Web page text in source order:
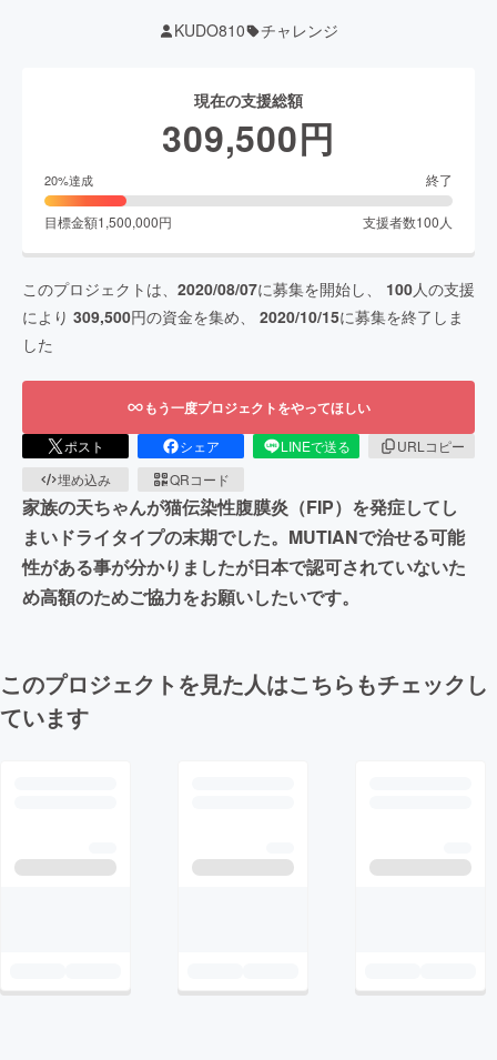
KUDO810 チャレンジ
現在の支援総額
309,500円
20%達成 終了
目標金額1,500,000円 支援者数100 人
このプロジェクトは、 2020/08/07に募集を開始し、 100人の支援
により 309,500円の資金を集め、 2020/10/15に募集を終了しま
した
もう一度プロジェクトをやってほしい
ポスト シェア LINEで送る
URLコピー
埋め込み
QRコード
家族の天ちゃんが猫伝染性腹膜炎（FIP）を発症してし
まいドライタイプの末期でした。MUTIANで治せる可能
性がある事が分かりましたが日本で認可されていないた
め高額のためご協力をお願いしたいです。
このプロジェクトを見た人はこちらもチェックし
ています